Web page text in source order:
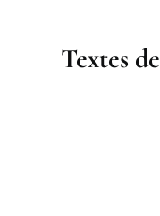
Textes